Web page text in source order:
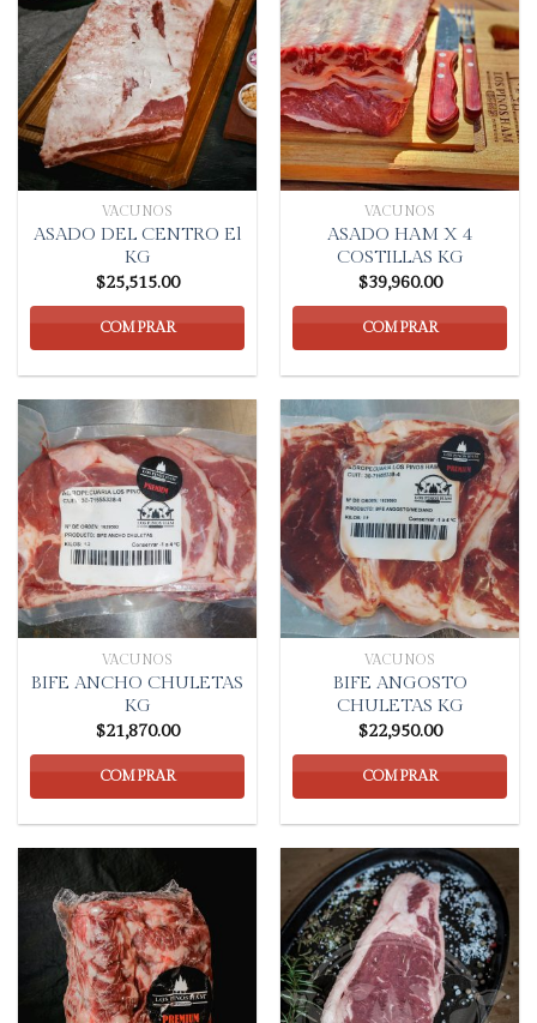
VACUNOS
ASADO DEL CENTRO El
KG
$25,515.00
COMPRAR
VACUNOS
ASADO HAM X 4
COSTILLAS KG
$39,960.00
COMPRAR
VACUNOS
BIFE ANCHO CHULETAS
KG
$21,870.00
COMPRAR
VACUNOS
BIFE ANGOSTO
CHULETAS KG
$22,950.00
COMPRAR